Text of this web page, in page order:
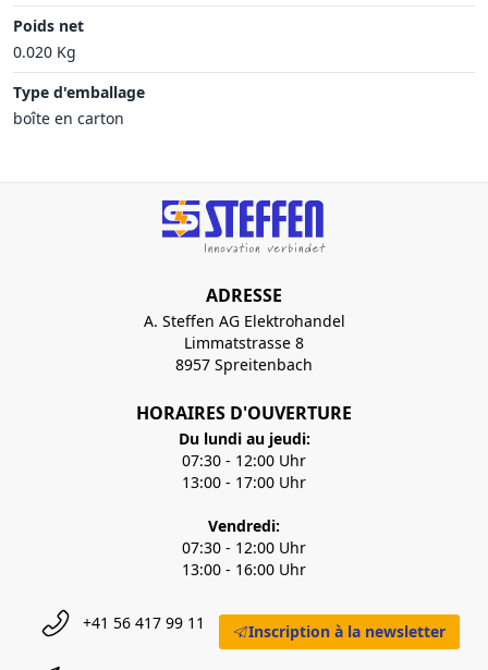
Poids net
0.020 Kg
Type d'emballage
boîte en carton
ADRESSE
A. Steffen AG Elektrohandel
Limmatstrasse 8
8957 Spreitenbach
HORAIRES D'OUVERTURE
Du lundi au jeudi:
07:30 - 12:00 Uhr
13:00 - 17:00 Uhr
Vendredi:
07:30 - 12:00 Uhr
13:00 - 16:00 Uhr
+41 56 417 99 11 Inscription à la newsletter